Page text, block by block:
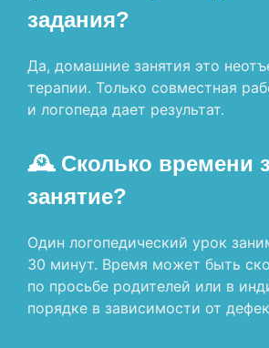
задания?
Да, домашние занятия это
терапии. Только совместная
и логопеда дает результат.
🕰 Сколько времени
занятие?
Один логопедический урок
30 минут. Время может быть
по просьбе родителей или в
порядке в зависимости от